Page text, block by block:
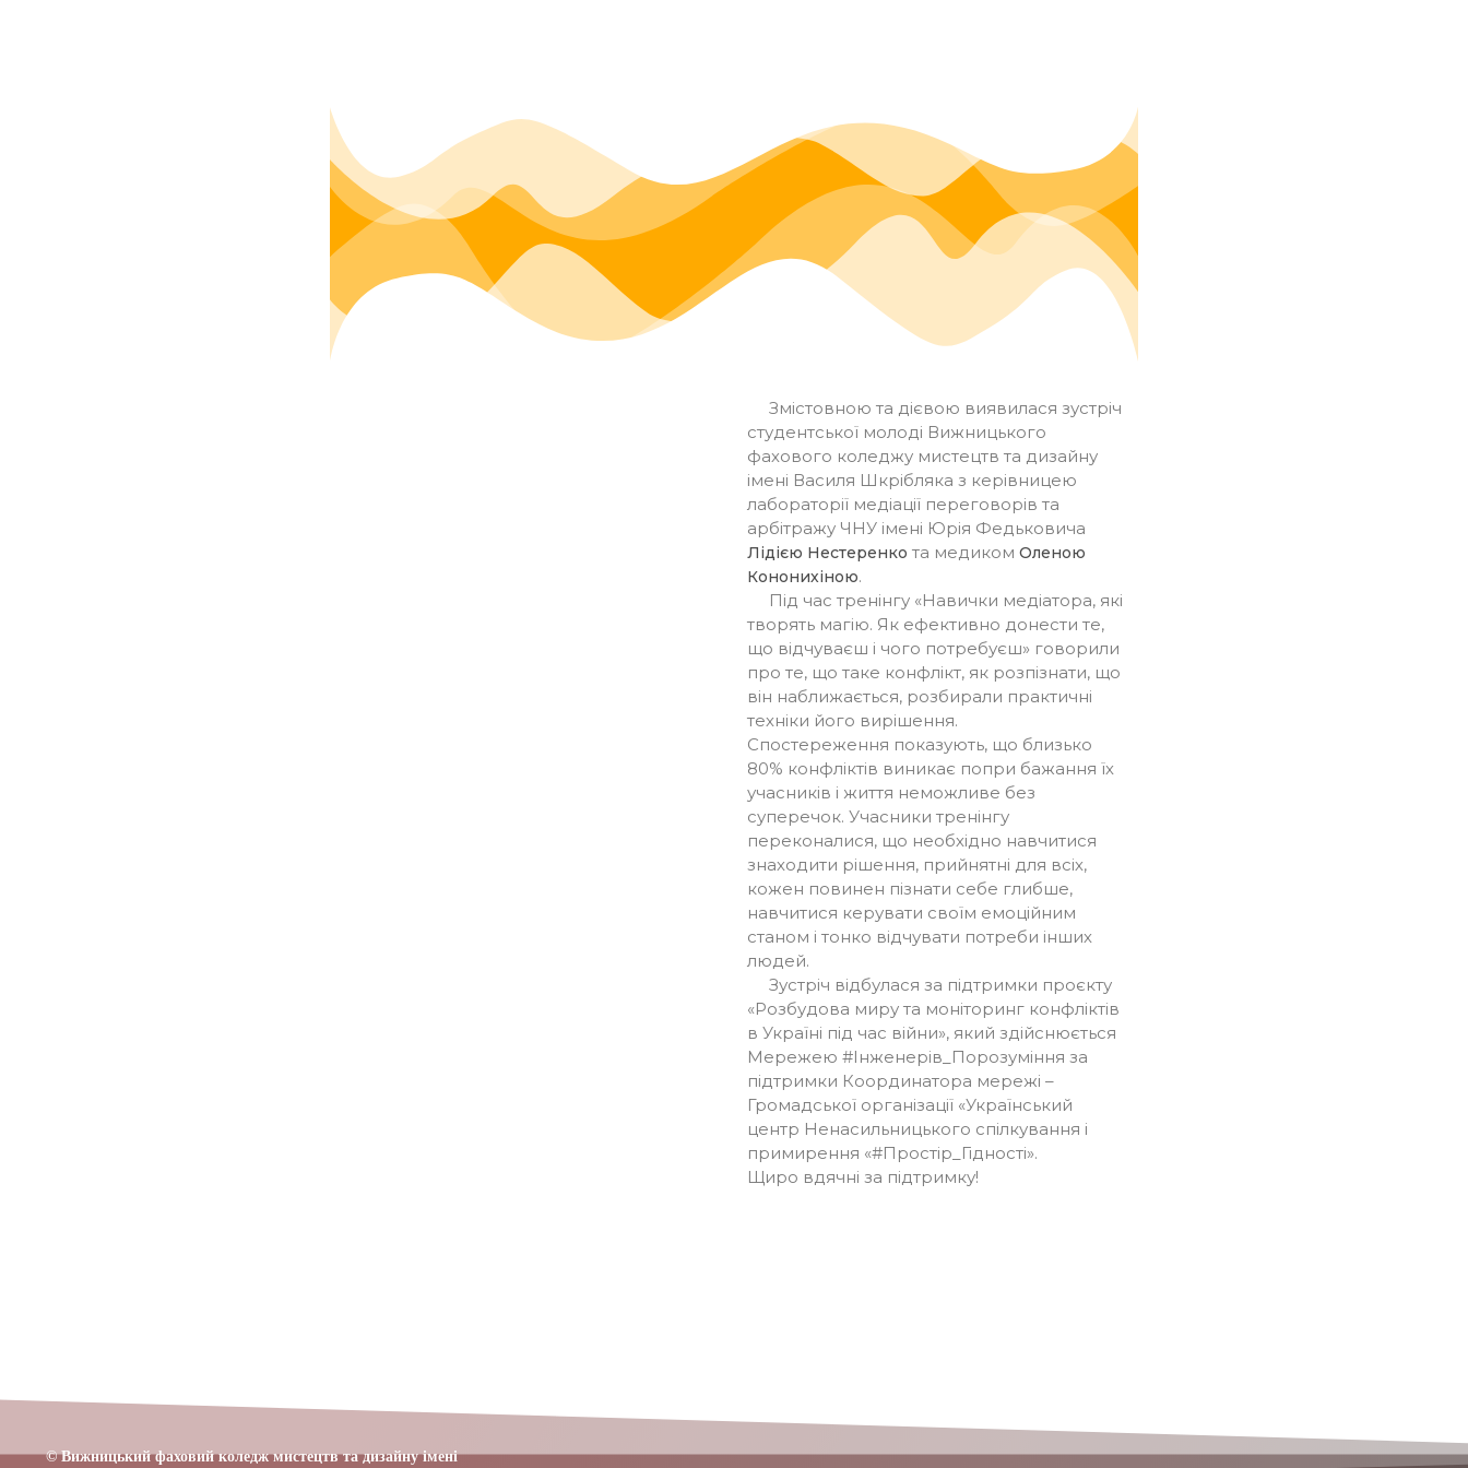
Змістовною та дієвою виявилася зустріч
студентської молоді Вижницького
фахового коледжу мистецтв та дизайну
імені Василя Шкрібляка з керівницею
лабораторії медіації переговорів та
арбітражу ЧНУ імені Юрія Федьковича
Лідією Нестеренко та медиком Оленою
Кононихіною.
Під час тренінгу «Навички медіатора, які
творять магію. Як ефективно донести те,
що відчуваєш і чого потребуєш» говорили
про те, що таке конфлікт, як розпізнати, що
він наближається, розбирали практичні
техніки його вирішення.
Спостереження показують, що близько
80% конфліктів виникає попри бажання їх
учасників і життя неможливе без
суперечок. Учасники тренінгу
переконалися, що необхідно навчитися
знаходити рішення, прийнятні для всіх,
кожен повинен пізнати себе глибше,
навчитися керувати своїм емоційним
станом і тонко відчувати потреби інших
людей.
Зустріч відбулася за підтримки проєкту
«Розбудова миру та моніторинг конфліктів
в Україні під час війни», який здійснюється
Мережею #Інженерів_Порозуміння за
підтримки Координатора мережі –
Громадської організації «Український
центр Ненасильницького спілкування і
примирення «#Простір_Гідності».
Щиро вдячні за підтримку!
© Вижницький фаховий коледж мистецтв та дизайну імені